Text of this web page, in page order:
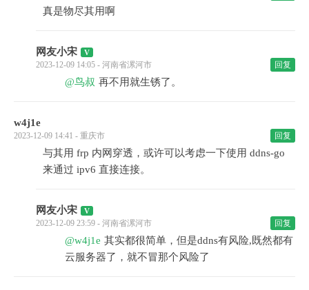
真是物尽其用啊
网友小宋
2023-12-09 14:05 - 河南省漯河市 回复
@鸟叔 再不用就生锈了。
w4j1e
2023-12-09 14:41 - 重庆市 回复
与其用 frp 内网穿透，或许可以考虑一下使用 ddns-go
来通过 ipv6 直接连接。
网友小宋
2023-12-09 23:59 - 河南省漯河市 回复
@w4j1e 其实都很简单，但是ddns有风险,既然都有
云服务器了，就不冒那个风险了